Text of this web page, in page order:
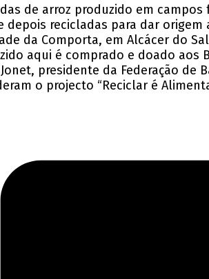
de arroz produzido em
depois recicladas para dar
da Comporta, em Alcácer do
aqui é comprado e doado aos
presidente da Federação de
o projecto “Reciclar é